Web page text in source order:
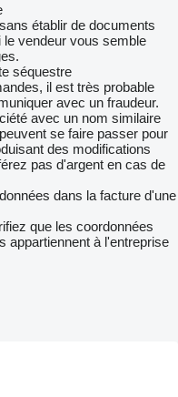
établir de documents
vendeur vous semble
séquestre
il est très probable
avec un fraudeur.
avec un nom similaire
se faire passer pour
des modifications
pas d'argent en cas de
dans la facture d'une
que les coordonnées
appartiennent à l'entreprise